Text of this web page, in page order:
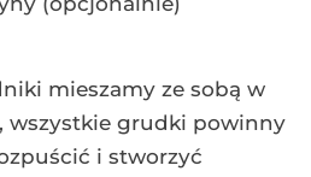
mieszamy ze sobą w
wszystkie grudki powinny
i stworzyć